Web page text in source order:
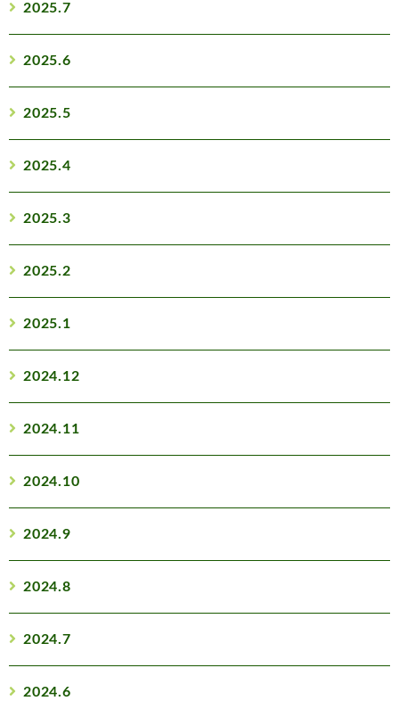
2025.7
2025.6
2025.5
2025.4
2025.3
2025.2
2025.1
2024.12
2024.11
2024.10
2024.9
2024.8
2024.7
2024.6